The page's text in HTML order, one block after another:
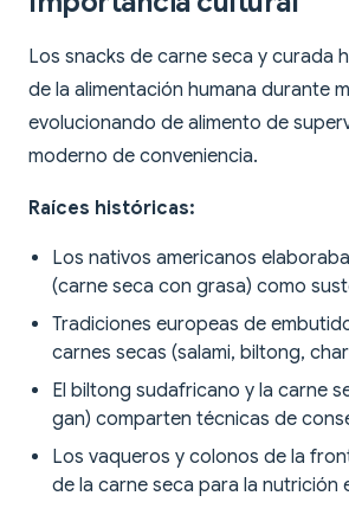
Los snacks de carne seca y curada
de la alimentación humana durante
evolucionando de alimento de
moderno de conveniencia.
Raíces históricas:
Los nativos americanos
(carne seca con grasa) como
Tradiciones europeas de
carnes secas (salami, biltong,
El biltong sudafricano y la carne
gan) comparten técnicas de
Los vaqueros y colonos de la
de la carne seca para la nutrición